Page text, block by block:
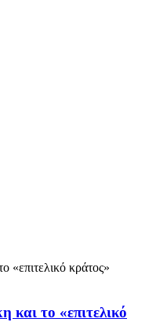
το «επιτελικό